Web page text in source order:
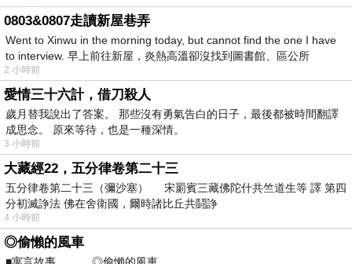
0803&0807走讀新屋巷弄
Went to Xinwu in the morning today, but cannot find the one I have
to interview. 早上前往新屋，炎熱高溫卻沒找到圖書館、區公所
2 小時前
愛情三十六計，借刀殺人
歲月替我說出了答案。 那些沒有勇氣告白的日子，最後都被時間翻譯
成思念。 原來等待，也是一種深情。
3 小時前
大藏經22，五分律卷第二十三
五分律卷第二十三（彌沙塞） 宋罽賓三藏佛陀什共竺道生等 譯 第四
分初滅諍法 佛在舍衛國，爾時諸比丘共鬪諍
4 小時前
◎偷懶的風車